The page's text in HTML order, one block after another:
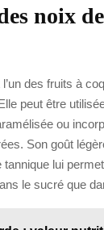
noix de
des fruits à
peut être
ou
Son goût
lui
le sucré que